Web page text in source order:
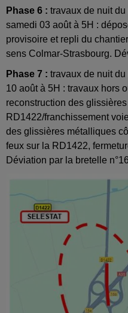
Phase 6 : travaux de nuit
samedi 03 août à 5H :
provisoire et repli du
sens Colmar-Strasbourg.
Phase 7 : travaux de nuit
10 août à 5H : travaux hors
reconstruction des
RD1422/franchissement
des glissières métalliques
feux sur la RD1422,
Déviation par la bretelle